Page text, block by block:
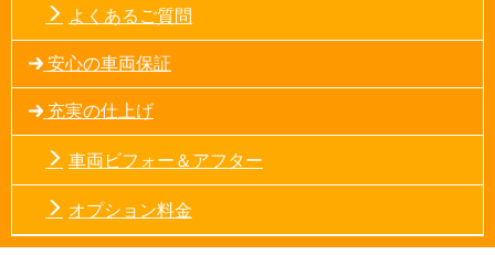
よくあるご質問
安心の車両保証
充実の仕上げ
車両ビフォー＆アフター
オプション料金